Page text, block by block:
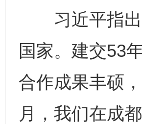
习近平指出
国家。建交53
合作成果丰硕
月，我们在成